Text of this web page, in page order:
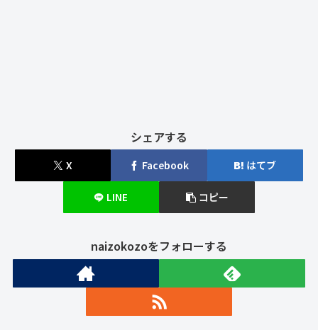
シェアする
X Facebook はてブ
LINE コピー
naizokozoをフォローする